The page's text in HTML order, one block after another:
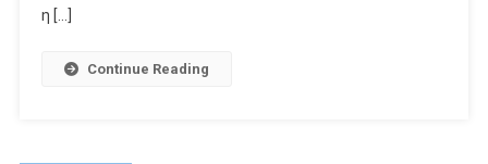
η […]
Continue Reading